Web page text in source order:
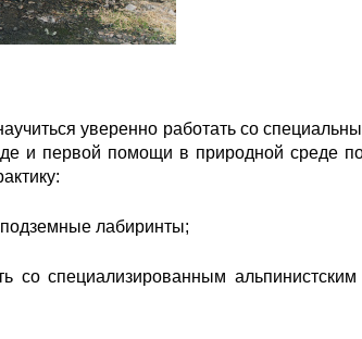
уверенно работать со
и первой помощи в природной среде
подземные лабиринты;
со специализированным альпинистским